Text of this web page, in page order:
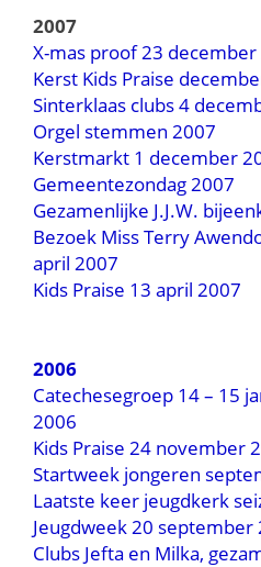
2007
X-mas proof 23 december
Kerst Kids Praise
Sinterklaas clubs 4
Orgel stemmen 2007
Kerstmarkt 1 december
Gemeentezondag 2007
Gezamenlijke J.J.W.
Bezoek Miss Terry
april 2007
Kids Praise 13 april 2007
2006
Catechesegroep 14 – 15
2006
Kids Praise 24 november
Startweek jongeren
Laatste keer jeugdkerk
Jeugdweek 20 september
Clubs Jefta en Milka,